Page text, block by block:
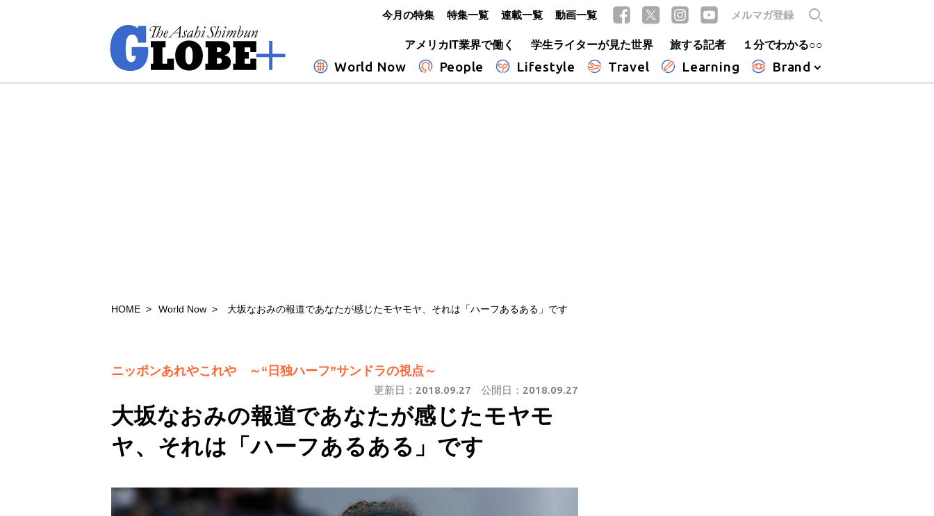
アメリカIT業界で働く
学生ライターが見た世界 旅する記者 １分でわかる○○
World Now People Lifestyle Travel Learning Brand
今月の特集 特集一覧 連載一覧 動画一覧 メルマガ登録
HOME World Now 大坂なおみの報道であなたが感じたモヤモヤ、それは「ハーフあるある」です
大坂なおみの報道であなたが感じたモヤモ
ヤ、それは「ハーフあるある」です
ニッポンあれやこれや ～“日独ハーフ”サンドラの視点～
更新日： 2018.09.27 公開日： 2018.09.27